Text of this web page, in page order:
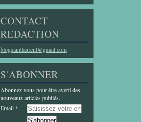
CONTACT
REDACTION
blogsaintlaurent@gmail.com
S'ABONNER
Abonnez-vous pour être averti des
nouveaux articles publiés.
Email